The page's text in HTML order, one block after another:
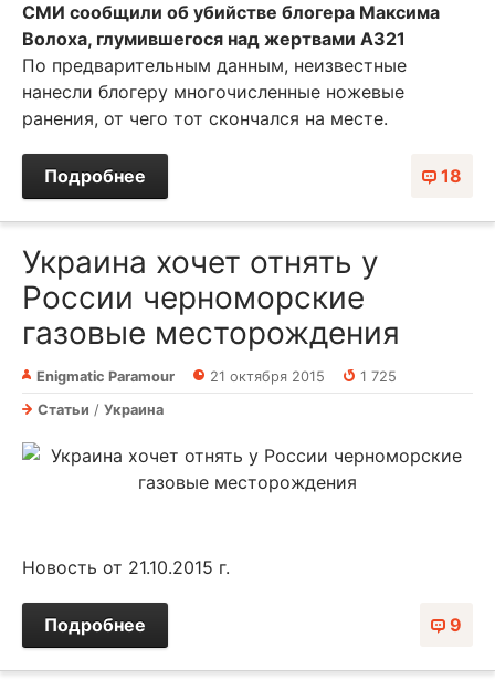
СМИ сообщили об убийстве блогера Максима
Волоха, глумившегося над жертвами А321
По предварительным данным, неизвестные
нанесли блогеру многочисленные ножевые
ранения, от чего тот скончался на месте.
18
Подробнее
Украина хочет отнять у
России черноморские
газовые месторождения
Enigmatic Paramour 21 октября 2015
1 725
Статьи / Украина
Новость от 21.10.2015 г.
9
Подробнее